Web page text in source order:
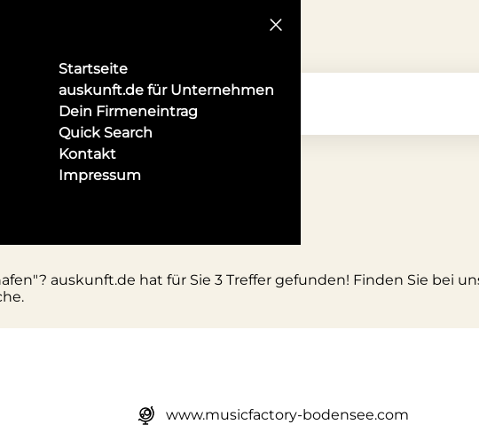
Startseite
auskunft.de für Unternehmen
Dein Firmeneintrag
Quick Search
Kontakt
Impressum
auskunft.de hat für Sie 3 Treffer gefunden! Finden Sie bei
www.musicfactory-bodensee.com